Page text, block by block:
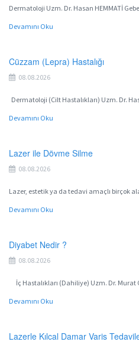
Dermatoloji Uzm. Dr. Hasan HEMMATİ
Devamını Oku
Cüzzam (Lepra) Hastalığı
08.08.2026
Dermatoloji (Cilt Hastalıkları) Uzm. Dr.
Devamını Oku
Lazer ile Dövme Silme
08.08.2026
Lazer, estetik ya da tedavi amaçlı birçok
Devamını Oku
Diyabet Nedir ?
08.08.2026
İç Hastalıkları (Dahiliye) Uzm. Dr.
Devamını Oku
Lazerle Kılcal Damar Varis